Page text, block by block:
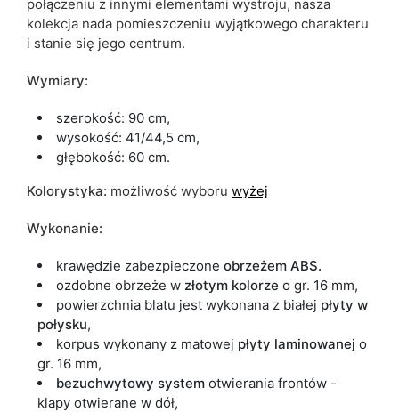
połączeniu z innymi elementami wystroju, nasza
kolekcja nada pomieszczeniu wyjątkowego charakteru
i stanie się jego centrum.
Wymiary:
szerokość: 90 cm,
wysokość: 41/44,5 cm,
głębokość: 60 cm.
Kolorystyka: możliwość wyboru wyżej
Wykonanie:
krawędzie zabezpieczone obrzeżem ABS.
ozdobne obrzeże w złotym kolorze o gr. 16 mm,
powierzchnia blatu jest wykonana z białej płyty w
połysku,
korpus wykonany z matowej płyty laminowanej o
gr. 16 mm,
bezuchwytowy system otwierania frontów -
klapy otwierane w dół,